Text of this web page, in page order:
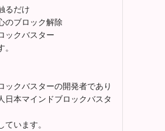
るだけ
のブロック解除
ックバスター
ックバスターの開発者であり
日本マインドブロックバスタ
います。